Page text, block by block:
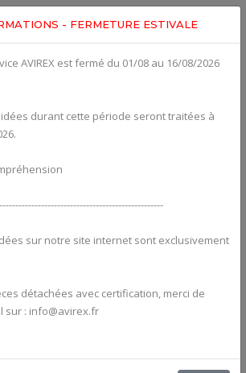
Alternators
- FERMETURE ESTIVALE
AVIREX est fermé du 01/08 au 16/08/2026
durant cette période seront traitées à
sur notre site internet sont exclusivement
détachées avec certification, merci de
sur : info@avirex.fr